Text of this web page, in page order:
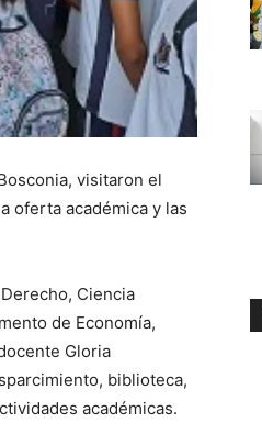
visitaron el
oferta académica y las
Ciencia
de Economía,
Gloria
biblioteca,
académicas.